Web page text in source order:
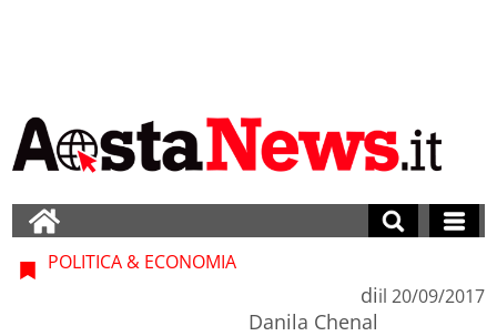
POLITICA & ECONOMIA
di
Danila Chenal
il 20/09/2017